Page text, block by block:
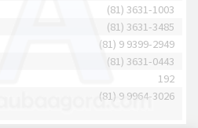
(81) 3631-1003
(81) 3631-3485
(81) 9 9399-2949
(81) 3631-0443
192
(81) 9 9964-3026